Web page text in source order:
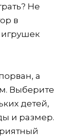
Не
в
а
Выберите
детей,
и размер.